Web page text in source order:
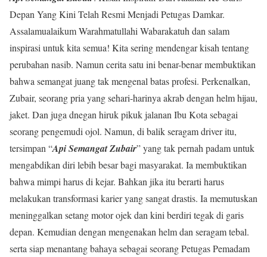
Depan Yang Kini Telah Resmi Menjadi Petugas Damkar.
Assalamualaikum Warahmatullahi Wabarakatuh dan salam
inspirasi untuk kita semua! Kita sering mendengar kisah tentang
perubahan nasib. Namun cerita satu ini benar-benar membuktikan
bahwa semangat juang tak mengenal batas profesi. Perkenalkan,
Zubair, seorang pria yang sehari-harinya akrab dengan helm hijau,
jaket. Dan juga dnegan hiruk pikuk jalanan Ibu Kota sebagai
seorang pengemudi ojol. Namun, di balik seragam driver itu,
tersimpan “Api Semangat Zubair” yang tak pernah padam untuk
mengabdikan diri lebih besar bagi masyarakat. Ia membuktikan
bahwa mimpi harus di kejar. Bahkan jika itu berarti harus
melakukan transformasi karier yang sangat drastis. Ia memutuskan
meninggalkan setang motor ojek dan kini berdiri tegak di garis
depan. Kemudian dengan mengenakan helm dan seragam tebal.
serta siap menantang bahaya sebagai seorang Petugas Pemadam